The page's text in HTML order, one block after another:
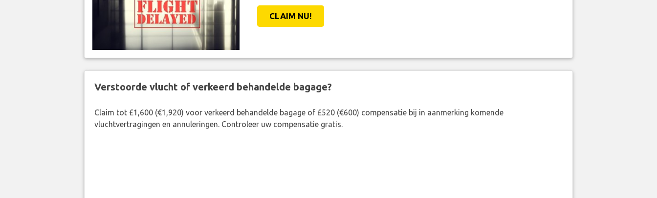
CLAIM NU!
Verstoorde vlucht of verkeerd behandelde bagage?
Claim tot £1,600 (€1,920) voor verkeerd behandelde bagage of £520 (€600) compensatie bij in aanmerking komende
vluchtvertragingen en annuleringen. Controleer uw compensatie gratis.